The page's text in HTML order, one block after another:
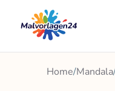
Inhalt
springen
Home/Mandala